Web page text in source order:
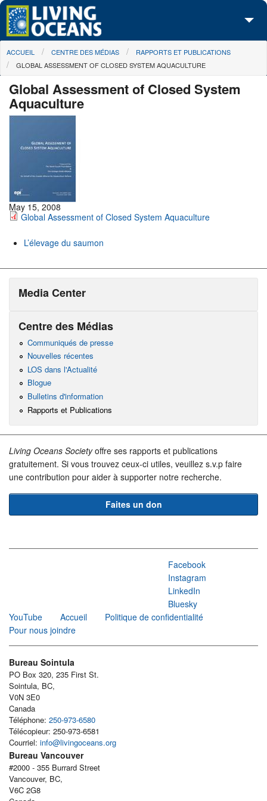
Skip to main content
À propos de nous
Centre des Médias
Passez à l'action
You are here
ACCUEIL CENTRE DES MÉDIAS
RAPPORTS ET PUBLICATIONS
GLOBAL ASSESSMENT OF CLOSED SYSTEM AQUACULTURE
Global Assessment of Closed System
Aquaculture
May 15, 2008
Global Assessment of Closed System Aquaculture
L’élevage du saumon
Media Center
Centre des Médias
Communiqués de presse
Nouvelles récentes
LOS dans l'Actualité
Blogue
Bulletins d'information
Rapports et Publications
Living Oceans Societyoffre ses rapports et publications
gratuitement. Si vous trouvez ceux-ci utiles, veuillez s.v.p faire
une contribution pour aider à supporter notre recherche.
Faites un don
Facebook
Instagram
LinkedIn
Bluesky
YouTube
Accueil
Politique de confidentialité
Pour nous joindre
Bureau Sointula
PO Box 320, 235 First St.
Sointula, BC,
V0N 3E0
Canada
Téléphone: 250-973-6580
Télécopieur: 250-973-6581
Courriel: info@livingoceans.org
Bureau Vancouver
#2000 - 355 Burrard Street
Vancouver, BC,
V6C 2G8